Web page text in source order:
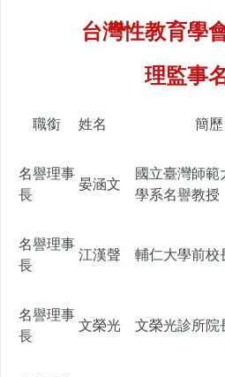
台灣性教育學
理監事
職銜 姓名 簡歷
名譽理事
長
晏涵文
國立臺灣師
學系名譽教授
名譽理事
長
江漢聲 輔仁大學前校
名譽理事
長
文榮光 文榮光診所院